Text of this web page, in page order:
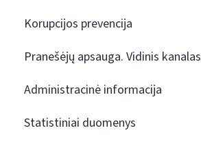
Korupcijos prevencija
Pranešėjų apsauga. Vidinis kanalas
Administracinė informacija
Statistiniai duomenys